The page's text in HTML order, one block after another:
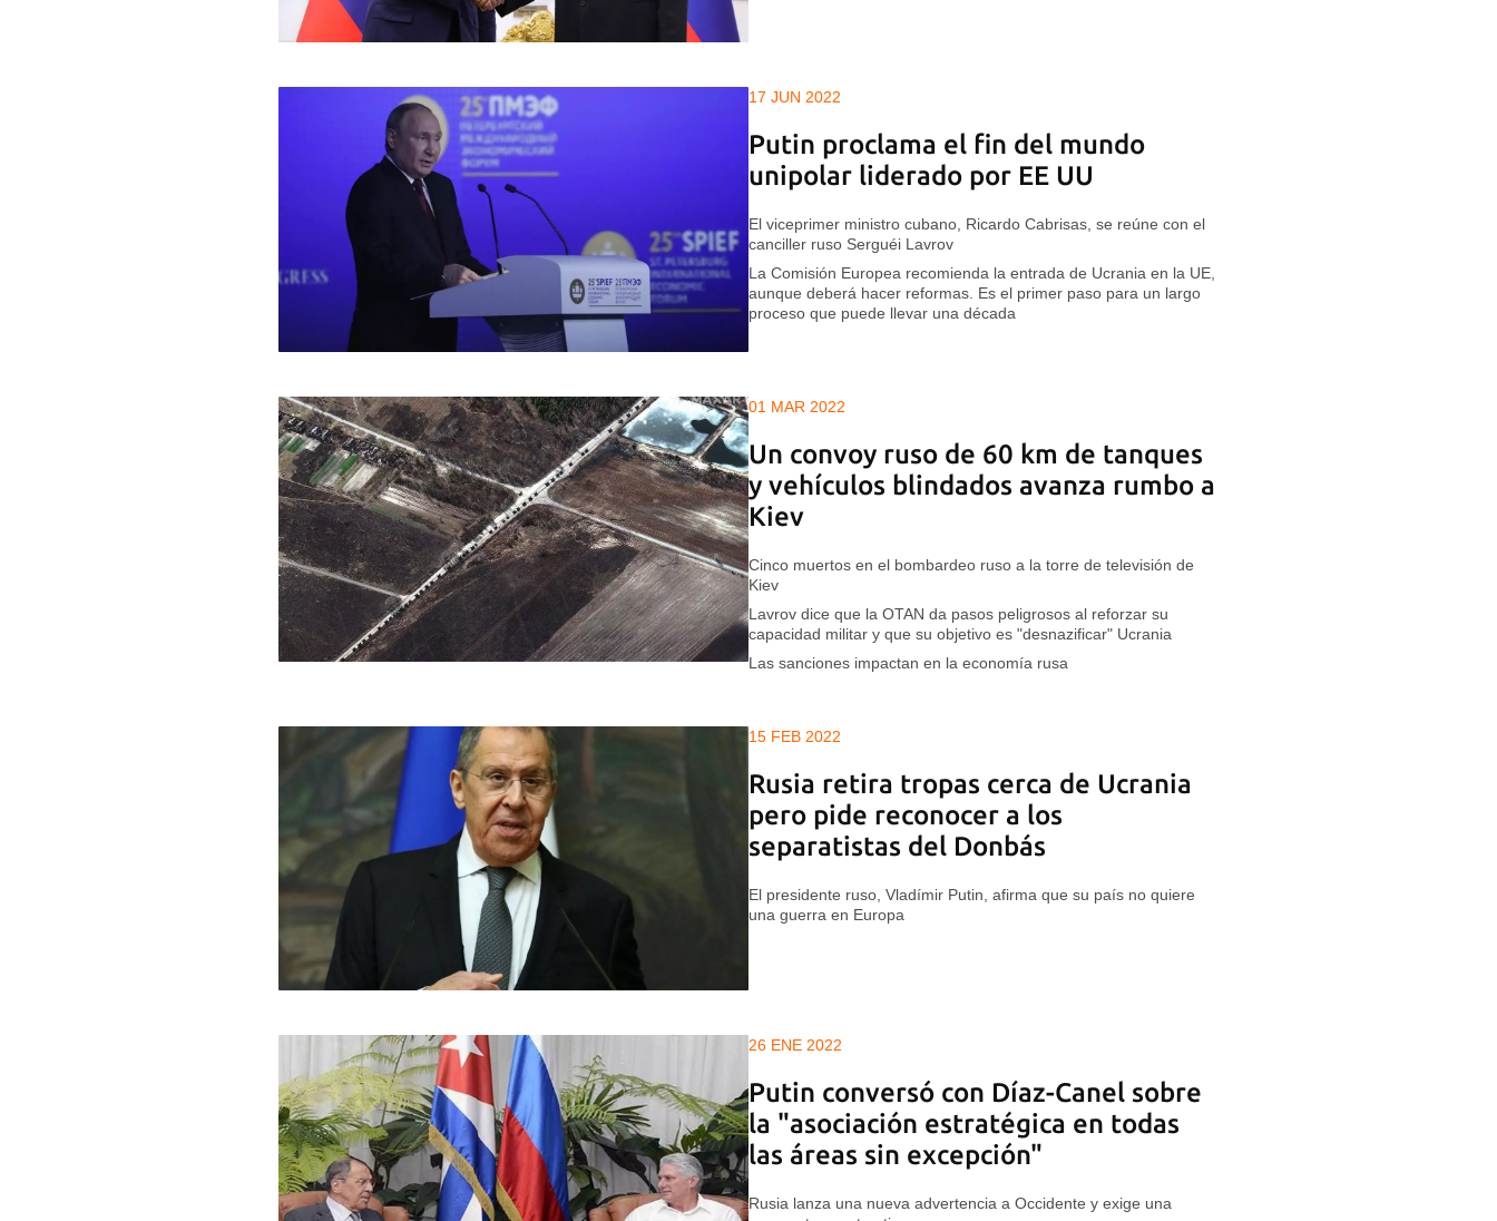
17 JUN 2022
Putin proclama el fin del mundo
unipolar liderado por EE UU
El viceprimer ministro cubano, Ricardo Cabrisas, se reúne con el
canciller ruso Serguéi Lavrov
La Comisión Europea recomienda la entrada de Ucrania en la UE,
aunque deberá hacer reformas. Es el primer paso para un largo
proceso que puede llevar una década
01 MAR 2022
Un convoy ruso de 60 km de tanques
y vehículos blindados avanza rumbo a
Kiev
Cinco muertos en el bombardeo ruso a la torre de televisión de
Kiev
Lavrov dice que la OTAN da pasos peligrosos al reforzar su
capacidad militar y que su objetivo es "desnazificar" Ucrania
Las sanciones impactan en la economía rusa
15 FEB 2022
Rusia retira tropas cerca de Ucrania
pero pide reconocer a los
separatistas del Donbás
El presidente ruso, Vladímir Putin, afirma que su país no quiere
una guerra en Europa
26 ENE 2022
Putin conversó con Díaz-Canel sobre
la "asociación estratégica en todas
las áreas sin excepción"
Rusia lanza una nueva advertencia a Occidente y exige una